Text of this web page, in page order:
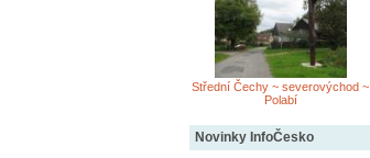
Střední Čechy ~ severovýchod ~
Polabí
Novinky InfoČesko